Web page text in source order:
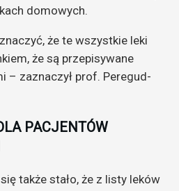
domowych.
że te wszystkie leki
że są przepisywane
– zaznaczył prof. Peregud-
PACJENTÓW
także stało, że z listy leków